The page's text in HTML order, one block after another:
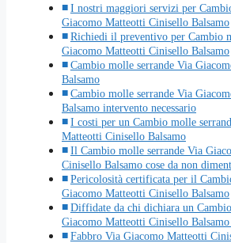
I nostri maggiori servizi per
Giacomo Matteotti Cinisello Balsamo
Richiedi il preventivo per Cambio
Giacomo Matteotti Cinisello Balsamo
Cambio molle serrande Via
Balsamo
Cambio molle serrande Via
Balsamo intervento necessario
I costi per un Cambio molle
Matteotti Cinisello Balsamo
Il Cambio molle serrande Via
Cinisello Balsamo cose da non
Pericolosità certificata per il
Giacomo Matteotti Cinisello Balsamo
Diffidate da chi dichiara un
Giacomo Matteotti Cinisello
Fabbro Via Giacomo Matteotti